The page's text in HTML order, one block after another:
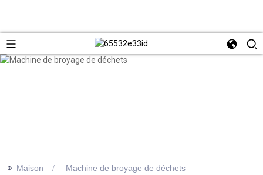
>> Maison Machine de broyage de déchets